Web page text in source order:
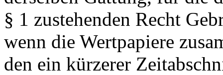
§ 1 zustehenden Recht
wenn die Wertpapiere
den ein kürzerer